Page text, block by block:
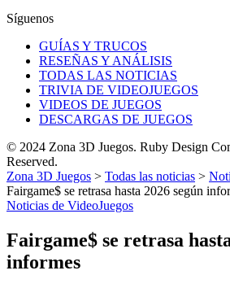
Síguenos
GUÍAS Y TRUCOS
RESEÑAS Y ANÁLISIS
TODAS LAS NOTICIAS
TRIVIA DE VIDEOJUEGOS
VIDEOS DE JUEGOS
DESCARGAS DE JUEGOS
© 2024 Zona 3D Juegos. Ruby Design
Reserved.
Zona 3D Juegos > Todas las noticias >
Fairgame$ se retrasa hasta 2026 según
Noticias de VideoJuegos
Fairgame$ se retrasa
informes